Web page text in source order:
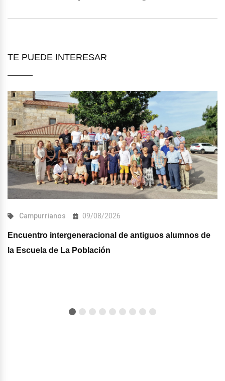
TE PUEDE INTERESAR
Campurrianos 09/08/2026
Encuentro intergeneracional de antiguos alumnos de
la Escuela de La Población